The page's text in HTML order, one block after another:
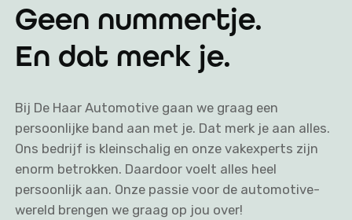
Geen nummertje.
En dat merk je.
Bij De Haar Automotive gaan we graag een
persoonlijke band aan met je. Dat merk je aan alles.
Ons bedrijf is kleinschalig en onze vakexperts zijn
enorm betrokken. Daardoor voelt alles heel
persoonlijk aan. Onze passie voor de automotive-
wereld brengen we graag op jou over!